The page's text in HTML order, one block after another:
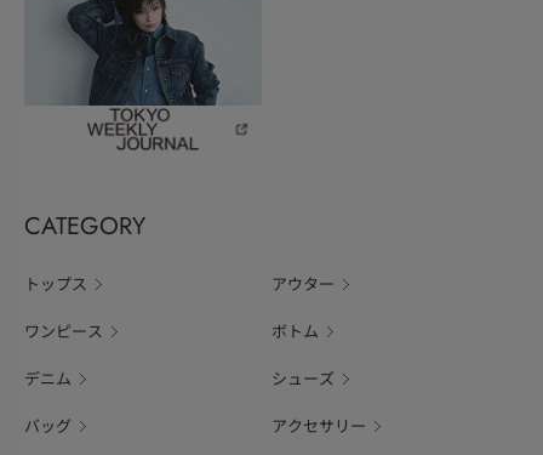
CATEGORY
トップス アウター
ワンピース ボトム
デニム シューズ
バッグ アクセサリー